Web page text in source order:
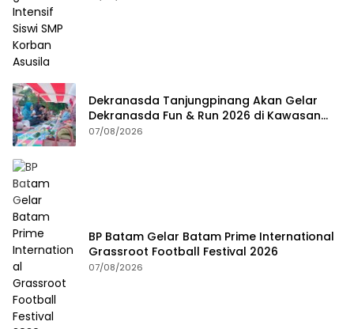
Dekranasda Tanjungpinang Akan Gelar
Dekranasda Fun & Run 2026 di Kawasan
Gedung Gonggong
07/08/2026
BP Batam Gelar Batam Prime International
Grassroot Football Festival 2026
07/08/2026